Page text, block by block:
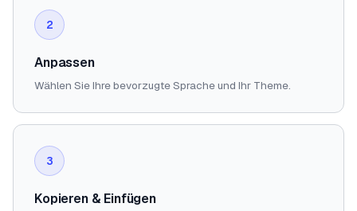
2
Anpassen
Wählen Sie Ihre bevorzugte Sprache und Ihr Theme.
3
Kopieren & Einfügen